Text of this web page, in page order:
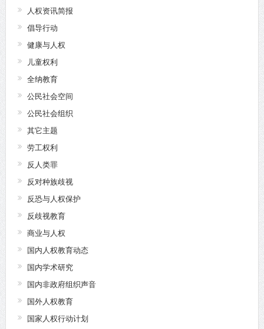
人权资讯简报
倡导行动
健康与人权
儿童权利
全纳教育
公民社会空间
公民社会组织
其它主题
劳工权利
反人类罪
反对种族歧视
反恐与人权保护
反歧视教育
商业与人权
国内人权教育动态
国内学术研究
国内非政府组织声音
国外人权教育
国家人权行动计划